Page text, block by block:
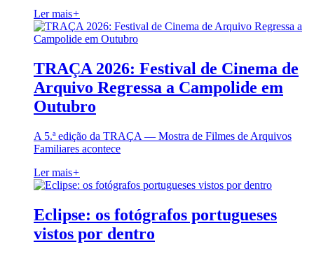
Ler mais+
TRAÇA 2026: Festival de Cinema de
Arquivo Regressa a Campolide em
Outubro
A 5.ª edição da TRAÇA — Mostra de Filmes de Arquivos
Familiares acontece
Ler mais+
Eclipse: os fotógrafos portugueses
vistos por dentro